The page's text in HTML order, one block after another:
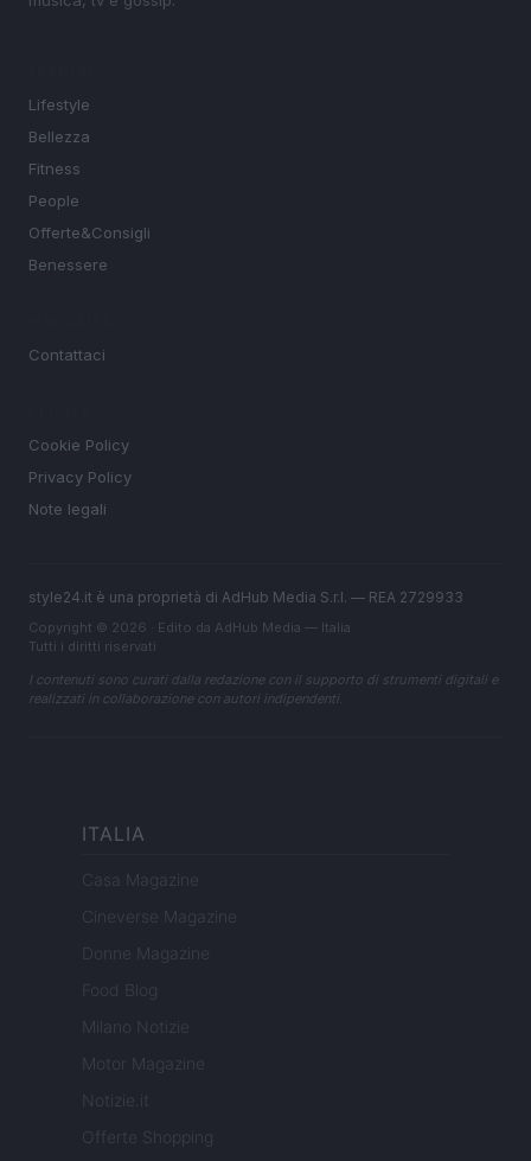
Lifestyle
Bellezza
Fitness
People
Offerte&Consigli
Benessere
Contattaci
Cookie Policy
Privacy Policy
Note legali
style24.it è una proprietà di AdHub Media S.r.l. — REA 2729933
Copyright © 2026 · Edito da AdHub Media — Italia
Tutti i diritti riservati
I contenuti sono curati dalla redazione con il supporto di strumenti digitali e
realizzati in collaborazione con autori indipendenti.
ITALIA
Casa Magazine
Cineverse Magazine
Donne Magazine
Food Blog
Milano Notizie
Motor Magazine
Notizie.it
Offerte Shopping